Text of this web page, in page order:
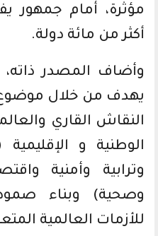
أكثر من مائة دولة.
يهدف من خلال موضوع
النقاش القاري
الوطنية و
وترابية وأمنية
وصحية) وبناء
للأزمات العالمية